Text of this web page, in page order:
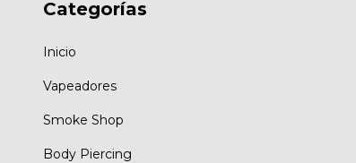
Categorías
Inicio
Vapeadores
Smoke Shop
Body Piercing